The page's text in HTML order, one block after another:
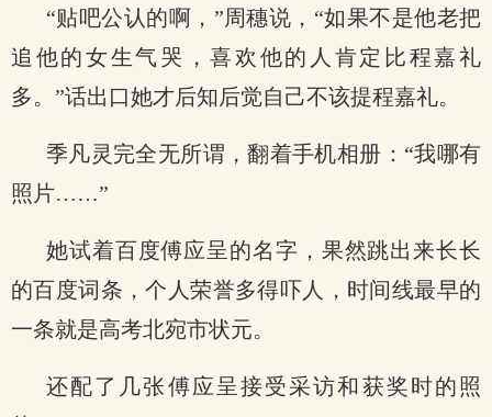
“贴吧公认的啊，”周穗说，“如果不是他老把
追他的女生气哭，喜欢他的人肯定比程嘉礼
多。”话出口她才后知后觉自己不该提程嘉礼。
季凡灵完全无所谓，翻着手机相册：“我哪有
照片……”
她试着百度傅应呈的名字，果然跳出来长长
的百度词条，个人荣誉多得吓人，时间线最早的
一条就是高考北宛市状元。
还配了几张傅应呈接受采访和获奖时的照